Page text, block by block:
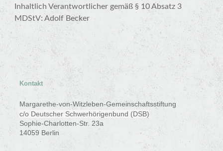
Inhaltlich Verantwortlicher gemäß § 10 Absatz 3
MDStV: Adolf Becker
Kontakt
Margarethe-von-Witzleben-Gemeinschaftsstiftung
c/o Deutscher Schwerhörigenbund (DSB)
Sophie-Charlotten-Str. 23a
14059 Berlin